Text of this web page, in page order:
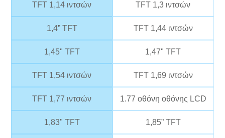
TFT 1,14 ιντσών TFT 1,3 ιντσών
1,4” TFT TFT 1,44 ιντσών
1,45" TFT 1,47" TFT
TFT 1,54 ιντσών TFT 1,69 ιντσών
TFT 1,77 ιντσών 1.77 οθόνη οθόνης LCD
1,83" TFT 1,85” TFT